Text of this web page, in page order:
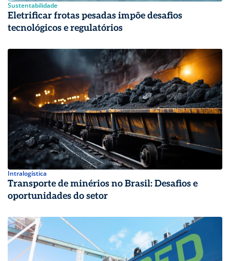
Sustentabilidade
Eletrificar frotas pesadas impõe desafios
tecnológicos e regulatórios
Intralogística
Transporte de minérios no Brasil: Desafios e
oportunidades do setor